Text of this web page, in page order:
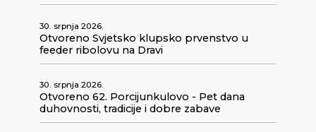
30. srpnja 2026.
Otvoreno Svjetsko klupsko prvenstvo u
feeder ribolovu na Dravi
30. srpnja 2026.
Otvoreno 62. Porcijunkulovo - Pet dana
duhovnosti, tradicije i dobre zabave